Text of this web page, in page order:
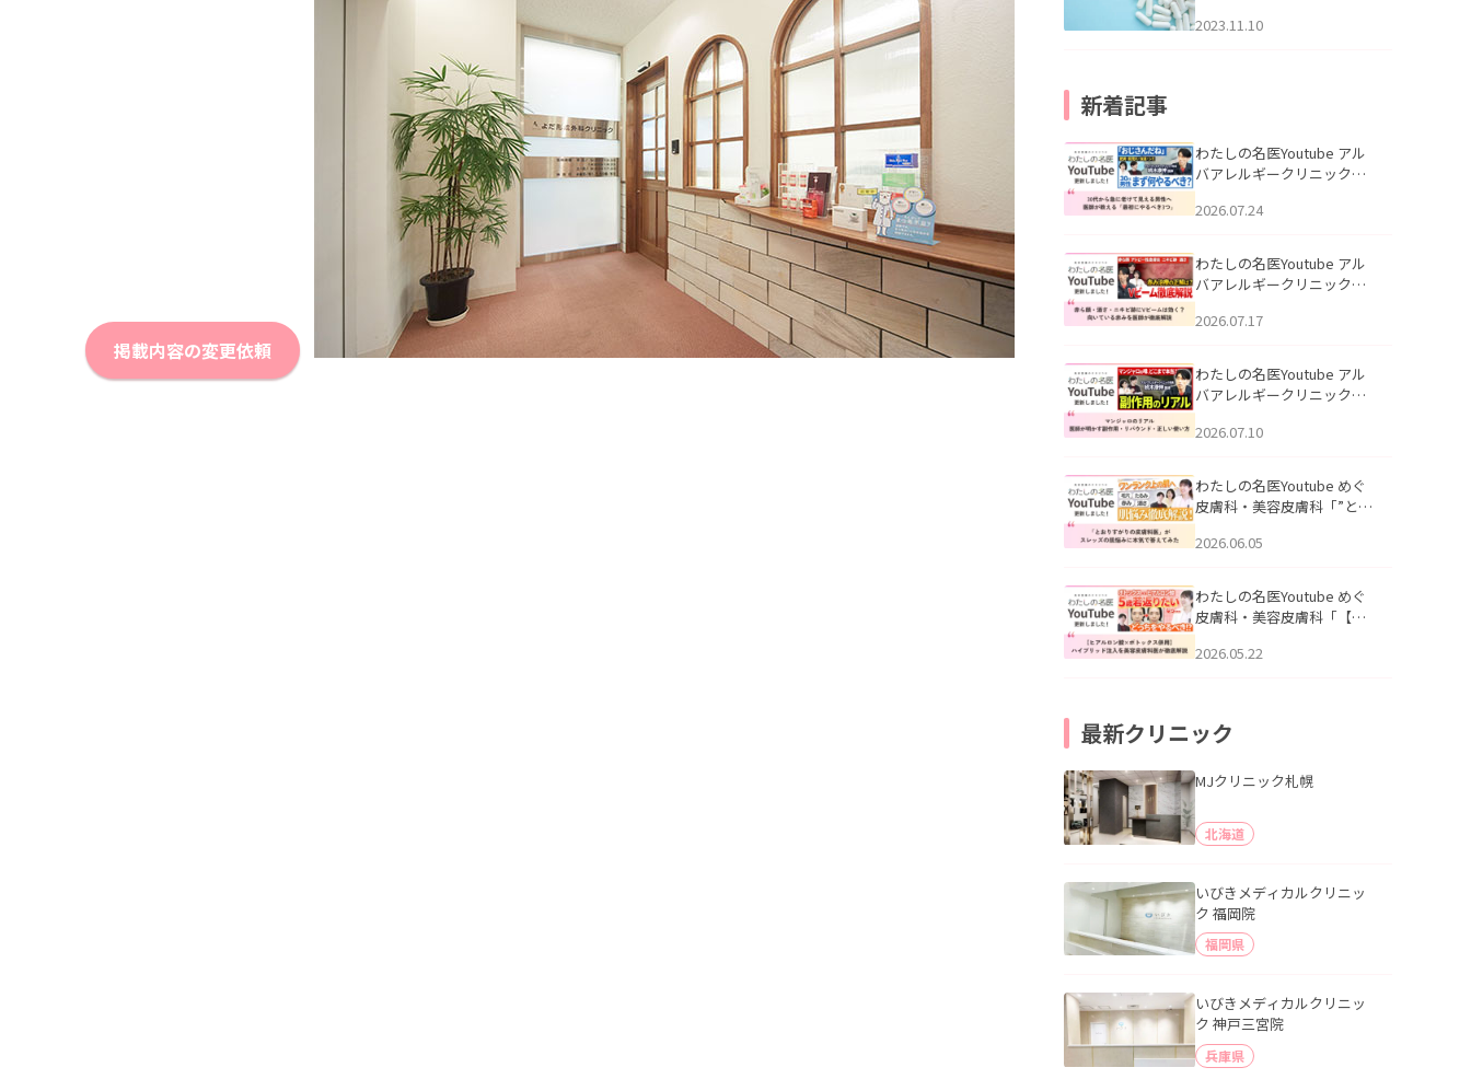
掲載内容の変更依頼
2023.11.10
新着記事
わたしの名医Youtube アル
バアレルギークリニック札
える男性へ｜医師が教える
公開いたしました。
2026.07.24
わたしの名医Youtube アル
バアレルギークリニック札
跡にVビームは効く？向いて
説」を公開いたしました。
2026.07.17
わたしの名医Youtube アル
バアレルギークリニック札
医師が明かす副作用・リバ
公開いたしました。
2026.07.10
わたしの名医Youtube めぐ
皮膚科・美容皮膚科「”とお
ッズの肌悩みに本気で答え
た。
2026.06.05
わたしの名医Youtube めぐ
皮膚科・美容皮膚科「【ヒ
用】ハイブリッド注入を美
2026.05.22
最新クリニック
MJクリニック札幌
北海道
いびきメディカルクリニッ
ク 福岡院
福岡県
いびきメディカルクリニッ
ク 神戸三宮院
兵庫県